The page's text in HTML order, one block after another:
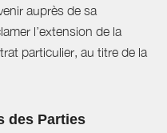
auprès de sa
l’extension de la
particulier, au titre de la
des Parties